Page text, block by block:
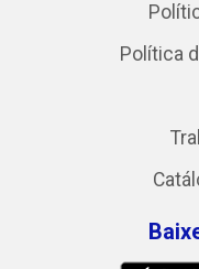
Política